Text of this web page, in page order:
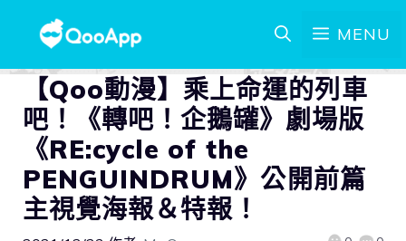
MENU
【Qoo動漫】乘上命運的列車
吧！《轉吧！企鵝罐》劇場版
《RE:cycle of the
PENGUINDRUM》公開前篇
主視覺海報＆特報！